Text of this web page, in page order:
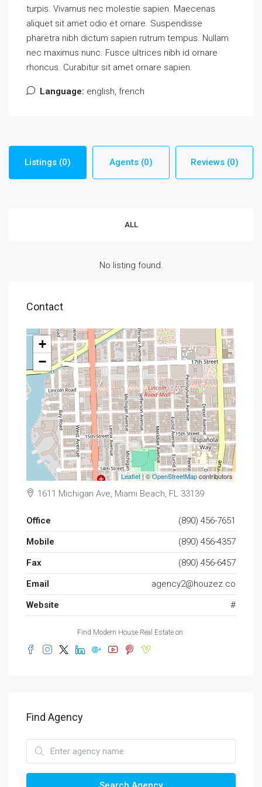
turpis. Vivamus nec molestie sapien. Maecenas
aliquet sit amet odio et ornare. Suspendisse
pharetra nibh dictum sapien rutrum tempus. Nullam
nec maximus nunc. Fusce ultrices nibh id ornare
rhoncus. Curabitur sit amet ornare sapien.
Language: english, french
Listings (0) Agents (0) Reviews (0)
ALL
No listing found.
Contact
+
−
Leaflet| ©OpenStreetMapcontributors
1611 Michigan Ave, Miami Beach, FL 33139
Office
(890) 456-7651
Mobile
(890) 456-4357
Fax
(890) 456-6457
Email
agency2@houzez.co
Website
#
Find Modern House Real Estate on:
Find Agency